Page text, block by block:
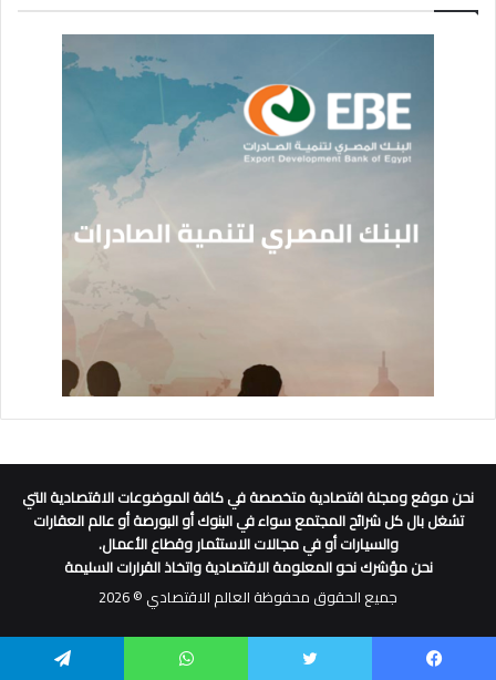
نحن موقع ومجلة اقتصادية متخصصة في كافة الموضوعات الاقتصادية التي
تشغل بال كل شرائح المجتمع سواء في البنوك أو البورصة أو عالم العقارات
والسيارات أو في مجالات الاستثمار وقطاع الأعمال.
نحن مؤشرك نحو المعلومة الاقتصادية واتخاذ القرارات السليمة
جميع الحقوق محفوظة العالم الاقتصادي © 2026